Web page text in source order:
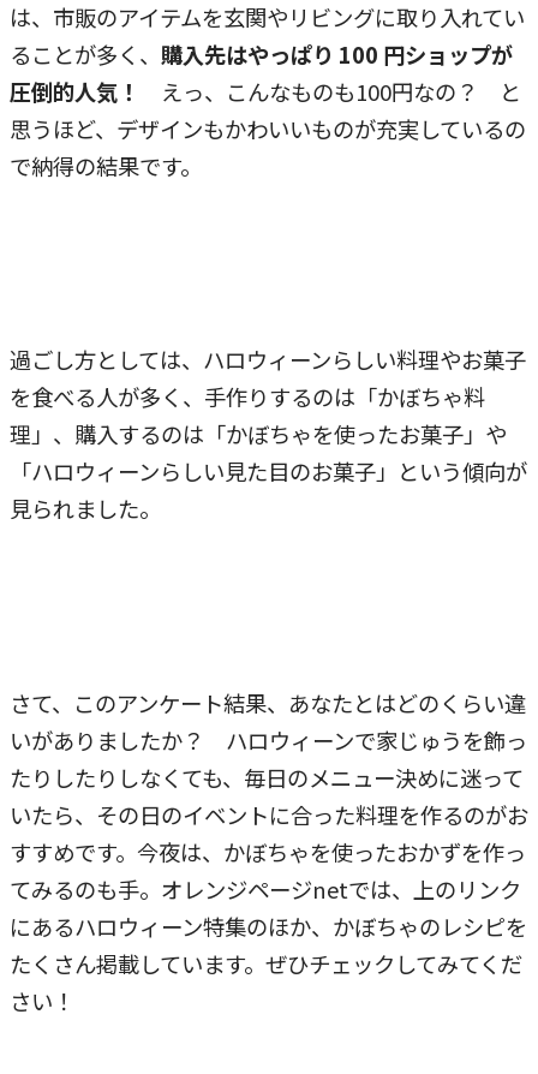
は、市販のアイテムを玄関やリビングに取り入れてい
ることが多く、 購入先はやっぱり 100 円ショップが
圧倒的人気！
えっ、こんなものも100円なの？ と
思うほど、デザインもかわいいものが充実しているの
で納得の結果です。
過ごし方としては、ハロウィーンらしい料理やお菓子
を食べる人が多く、手作りするのは「かぼちゃ料
理」、購入するのは「かぼちゃを使ったお菓子」や
「ハロウィーンらしい見た目のお菓子」という傾向が
見られました。
さて、このアンケート結果、あなたとはどのくらい違
いがありましたか？ ハロウィーンで家じゅうを飾っ
たりしたりしなくても、毎日のメニュー決めに迷って
いたら、その日のイベントに合った料理を作るのがお
すすめです。今夜は、かぼちゃを使ったおかずを作っ
てみるのも手。オレンジページnetでは、上のリンク
にあるハロウィーン特集のほか、かぼちゃのレシピを
たくさん掲載しています。ぜひチェックしてみてくだ
さい！